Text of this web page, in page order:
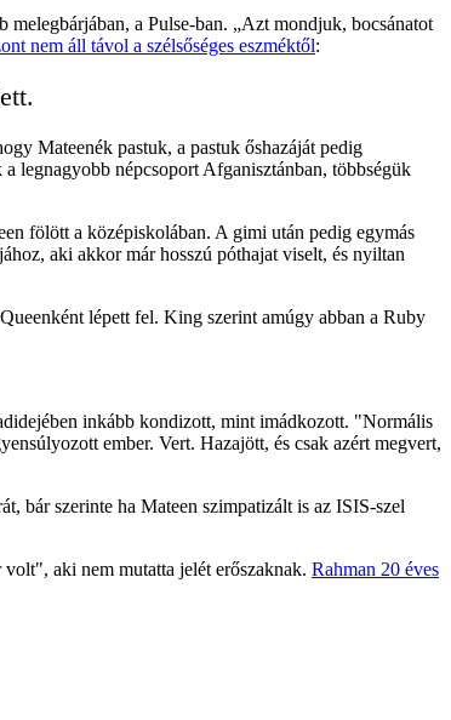
a Pulse-ban. „Azt mondjuk, bocsánatot
nem áll távol a szélsőséges eszméktől:
Mateenék pastuk, a pastuk őshazáját pedig
legnagyobb népcsoport Afganisztánban, többségük
fölött a középiskolában. A gimi után pedig egymás
aki akkor már hosszú póthajat viselt, és nyiltan
lépett fel. King szerint amúgy abban a Ruby
inkább kondizott, mint imádkozott. "Normális
ember. Vert. Hazajött, és csak azért megvert,
bár szerinte ha Mateen szimpatizált is az ISIS-szel
aki nem mutatta jelét erőszaknak. Rahman 20 éves